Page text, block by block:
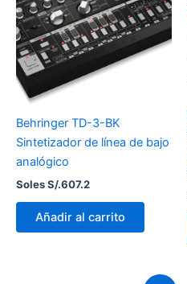
Behringer TD-3-BK
Sintetizador de línea de bajo
analógico
Soles S/.607.2
Añadir al carrito